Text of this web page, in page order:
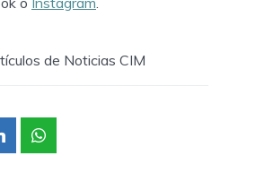
de Noticias CIM